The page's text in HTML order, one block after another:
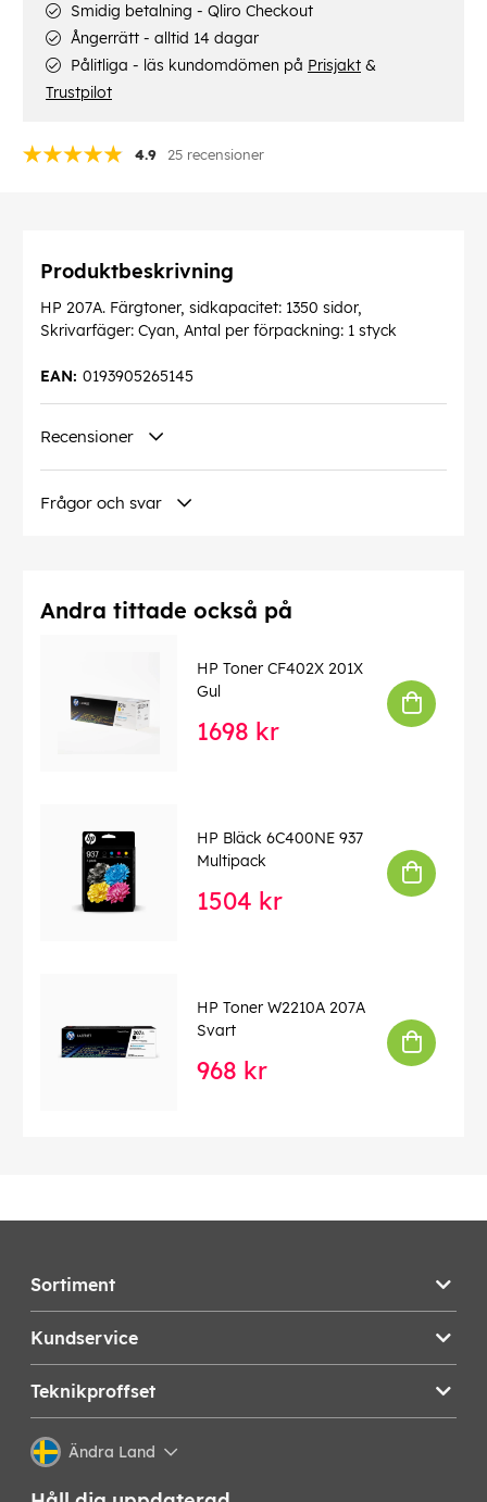
4.9 25 recensioner
Smidig betalning - Qliro Checkout
Ångerrätt - alltid 14 dagar
Pålitliga - läs kundomdömen på Prisjakt &
Trustpilot
Produktbeskrivning
HP 207A. Färgtoner, sidkapacitet: 1350 sidor,
Skrivarfäger: Cyan, Antal per förpackning: 1 styck
0193905265145
EAN:
Recensioner
Frågor och svar
Andra tittade också på
HP Toner CF402X 201X
Gul
1698 kr
HP Bläck 6C400NE 937
Multipack
1504 kr
HP Toner W2210A 207A
Svart
968 kr
Sortiment
Kundservice
Teknikproffset
Ändra Land